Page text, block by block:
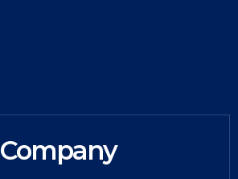
Company